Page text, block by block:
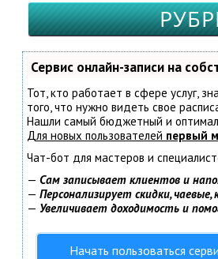
Сервис онлайн-записи на
Тот, кто работает в сфере услуг,
того, что нужно видеть свое
Нашли самый бюджетный и
Для новых пользователей первый
Чат-бот для мастеров и
— Сам записывает клиентов и
— Персонализирует скидки,
— Увеличивает доходимость и
Начать пользоваться